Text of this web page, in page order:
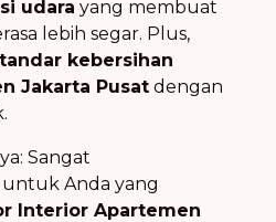
udara yang membuat
lebih segar. Plus,
kebersihan
Jakarta Pusat dengan
Sangat
Anda yang
Interior Apartemen